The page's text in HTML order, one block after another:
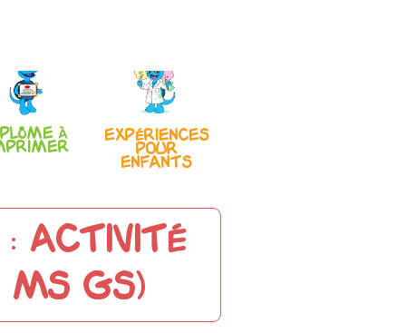
à
Expériences
pour
enfants
: Activité
GS)